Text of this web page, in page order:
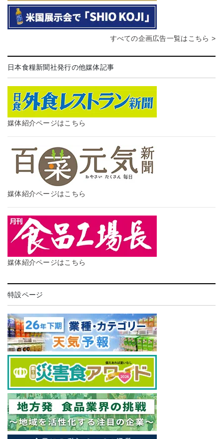
すべての企画広告一覧はこちら >
日本食糧新聞社発行の他媒体記事
媒体紹介ページはこちら
媒体紹介ページはこちら
媒体紹介ページはこちら
特設ページ